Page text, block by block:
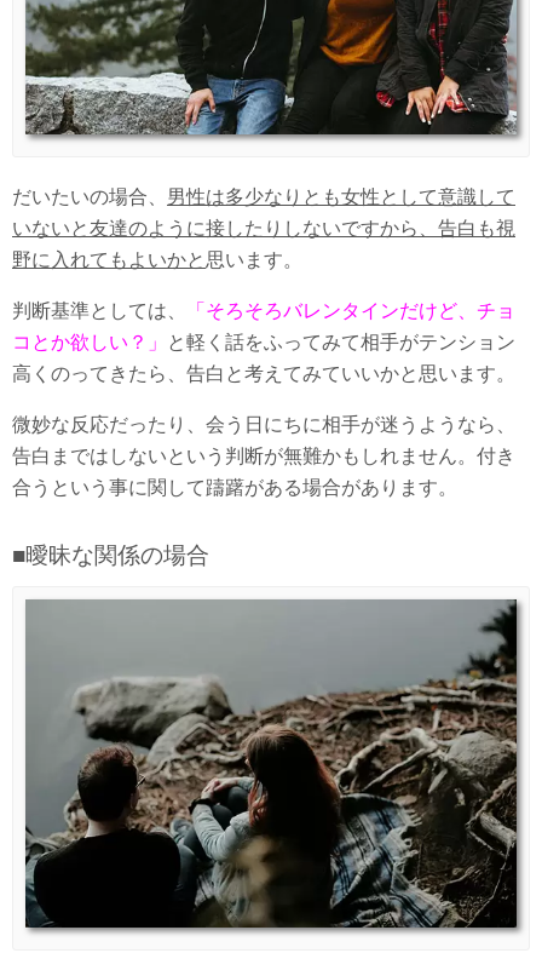
だいたいの場合、 男性は多少なりとも女性として意識して
いないと友達のように接したりしないですから、告白も視
野に入れてもよいかと思います。
判断基準としては、
「そろそろバレンタインだけど、チョ
コとか欲しい？」
と軽く話をふってみて相手がテンション
高くのってきたら、告白と考えてみていいかと思います。
微妙な反応だったり、会う日にちに相手が迷うようなら、
告白まではしないという判断が無難かもしれません。付き
合うという事に関して躊躇がある場合があります。
■曖昧な関係の場合